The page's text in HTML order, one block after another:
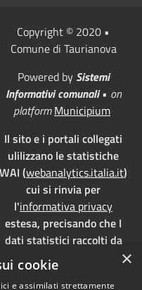
Copyright © 2020 •
Comune di Taurianova
Powered by Sistemi
Informativi comunali• on
platform Municipium
Il sito e i portali collegati
ulilizzano le statistiche
WAI (webanalytics.italia.it)
cui si rinvia per
l'informativa privacy
estesa, precisando che I
dati statistici raccolti da
WAI vengono memorizzati
su server dedicati,
×
cookie
e assimilati strettamente